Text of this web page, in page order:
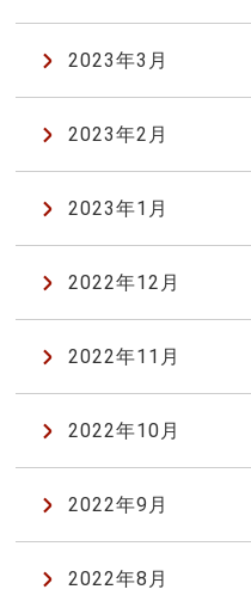
2023年3月
2023年2月
2023年1月
2022年12月
2022年11月
2022年10月
2022年9月
2022年8月